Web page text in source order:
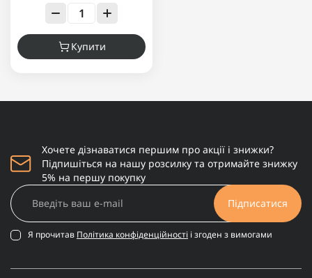
Купити
Хочете дізнаватися першим про акції і знижки?
Підпишіться на нашу розсилку та отримайте знижку
5% на першу покупку
Підписатися
Я прочитав Політика конфіденційності і згоден з вимогами